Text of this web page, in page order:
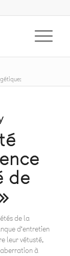
de
de la
d’entretien
leur vétusté,
à